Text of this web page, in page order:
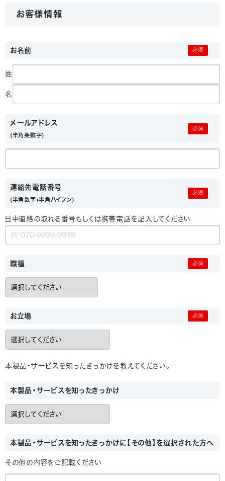
お客様情報
お名前
姓
名
メールアドレス
(半角英数字)
連絡先電話番号
(半角数字+半角ハイフン)
日中連絡の取れる番号もしくは携帯電話を記入してください
職種
お立場
本製品・サービスを知ったきっかけを教えてください。
本製品・サービスを知ったきっかけ
本製品・サービスを知ったきっかけに【その他】を選択された方へ
その他の内容をご記載ください